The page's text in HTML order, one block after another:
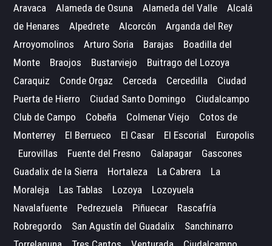
Aravaca
Alameda de Osuna Alameda del Valle
Alcalá
de Henares
Alpedrete Alcorcón
Arganda del Rey
Arroyomolinos
Arturo Soria Barajas
Boadilla del
Monte
Braojos Bustarviejo
Buitrago del Lozoya
Caraquiz
Conde Orgaz Cerceda Cercedilla
Ciudad
Puerta de Hierro
Ciudad Santo Domingo
Ciudalcampo
Club de Campo
Cobeña Colmenar Viejo
Cotos de
Monterrey
El Berrueco El Casar El Escorial
Europolis
Eurovillas
Fuente del Fresno Galapagar
Gascones
Guadalix de la Sierra
Hortaleza La Cabrera
La
Moraleja
Las Tablas Lozoya
Lozoyuela
Navalafuente
Pedrezuela Piñuecar
Rascafría
Robregordo
San Agustín del Guadalix
Sanchinarro